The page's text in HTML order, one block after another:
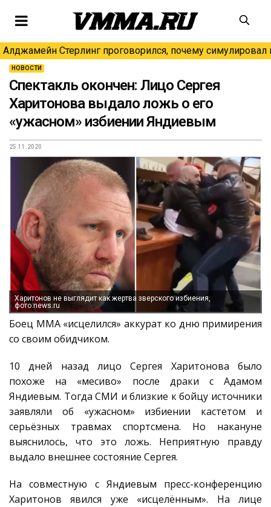
Алджамейн Стерлинг проговорился, почему симулировал
НОВОСТИ
Спектакль окончен: Лицо Сергея
Харитонова выдало ложь о его
«ужасном» избиении Яндиевым
25.11.2020
Харитонов не выглядит как жертва зверского избиения,
фото:news.ru
Боец MMA «исцелился» аккурат ко дню примирения
со своим обидчиком.
10 дней назад лицо Сергея Харитонова было
похоже на «месиво» после драки с Адамом
Яндиевым. Тогда СМИ и близкие к бойцу источники
заявляли об «ужасном» избиении кастетом и
серьёзных травмах спортсмена. Но накануне
выяснилось, что это ложь. Неприятную правду
выдало внешнее состояние Сергея.
На совместную с Яндиевым пресс-конференцию
Харитонов явился уже «исцелённым». На лице